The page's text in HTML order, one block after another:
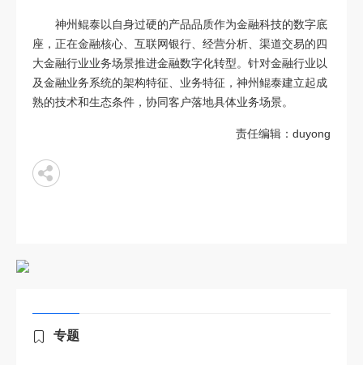
神州鲲泰以自身过硬的产品品质作为金融科技的数字底
座，正在金融核心、互联网银行、经营分析、渠道交易的四
大金融行业业务场景推进金融数字化转型。针对金融行业以
及金融业务系统的架构特征、业务特征，神州鲲泰建立起成
熟的技术和生态条件，协同客户落地具体业务场景。
责任编辑：duyong
专题